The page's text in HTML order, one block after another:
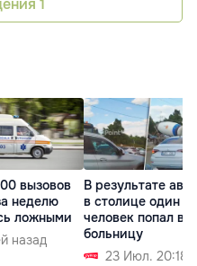
1
вызовов
неделю
ложными
назад
В результате
в столице один
человек попал в
больницу
23 Июл. 20:18